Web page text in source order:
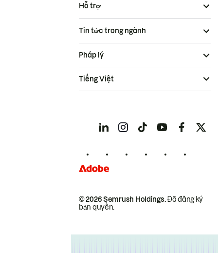
Hỗ trợ
Tin tức trong ngành
© 2026 Semrush Holdings.Đã đăng ký
bản quyền.
Pháp lý
Tiếng Việt